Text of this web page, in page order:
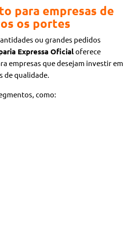
para empresas de
os portes
ou grandes pedidos
Expressa Oficialoferece
empresas que desejam investir em
de qualidade.
como: